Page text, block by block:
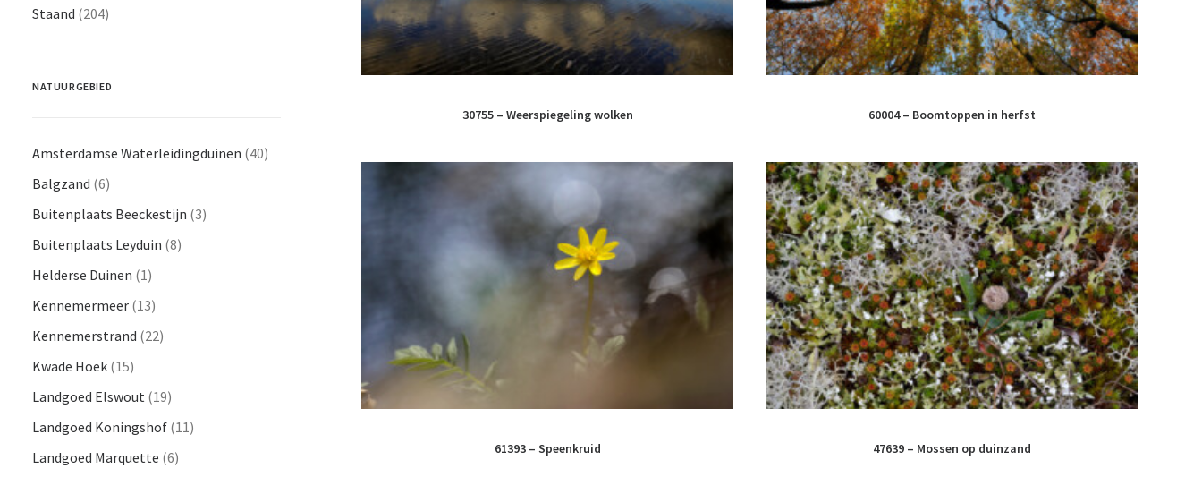
Staand (204)
NATUURGEBIED
Amsterdamse Waterleidingduinen (40)
Balgzand (6)
Buitenplaats Beeckestijn (3)
Buitenplaats Leyduin (8)
Helderse Duinen (1)
Kennemermeer (13)
Kennemerstrand (22)
Kwade Hoek (15)
Landgoed Elswout (19)
Landgoed Koningshof (11)
Landgoed Marquette (6)
30755 – Weerspiegeling wolken 60004 – Boomtoppen in herfst
61393 – Speenkruid 47639 – Mossen op duinzand